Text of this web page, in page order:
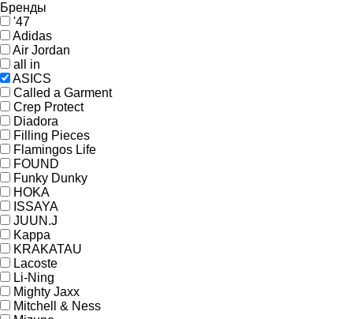
Бренды
'47
Adidas
Air Jordan
all in
ASICS
Called a Garment
Crep Protect
Diadora
Filling Pieces
Flamingos Life
FOUND
Funky Dunky
HOKA
ISSAYA
JUUN.J
Kappa
KRAKATAU
Lacoste
Li-Ning
Mighty Jaxx
Mitchell & Ness